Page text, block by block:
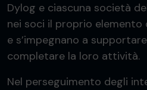
Dylog e ciascuna società
nei soci il proprio
e s’impegnano a
completare la loro attività.
Nel perseguimento degli